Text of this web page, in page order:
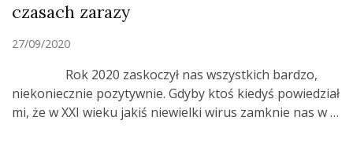
czasach zarazy
27/09/2020
Rok 2020 zaskoczył nas wszystkich bardzo,
niekoniecznie pozytywnie. Gdyby ktoś kiedyś powiedział
mi, że w XXI wieku jakiś niewielki wirus zamknie nas w …